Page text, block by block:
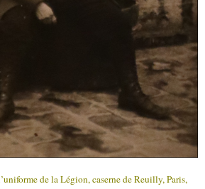
de la Légion, caserne de Reuilly, Paris,